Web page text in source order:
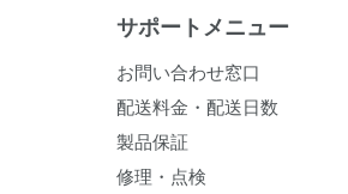
サポートメニュー
お問い合わせ窓口
配送料金・配送日数
製品保証
修理・点検